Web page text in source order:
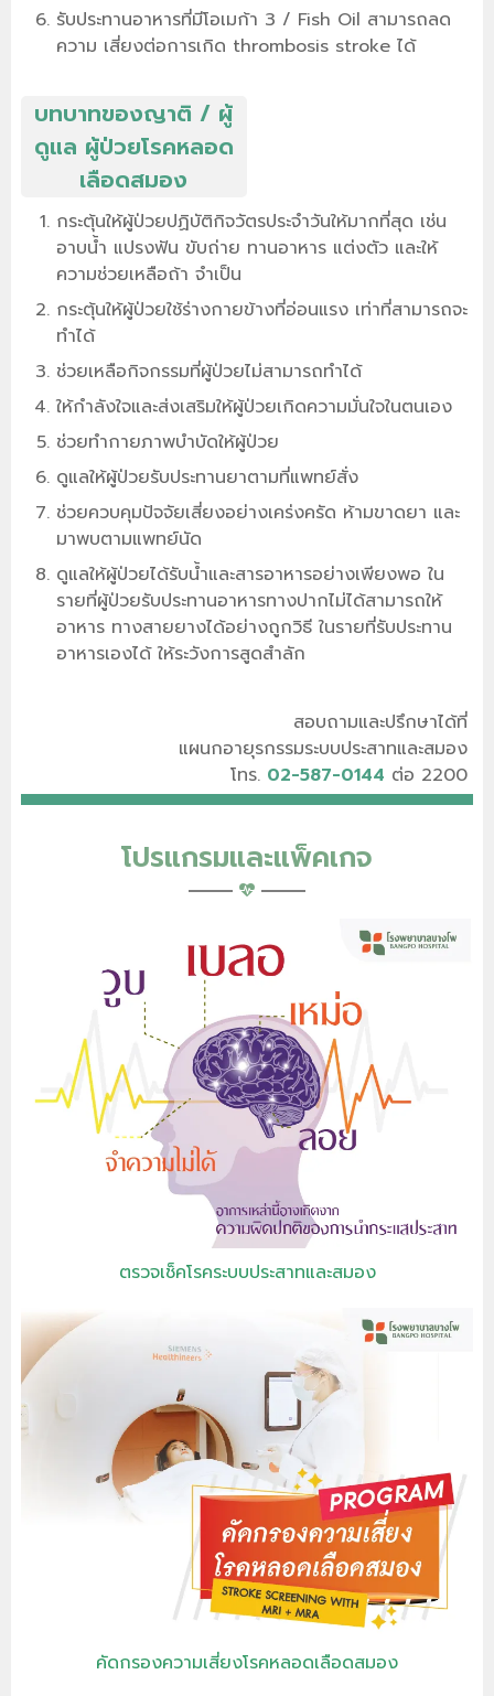
รับประทานอาหารที่มีโอเมก้า 3 / Fish Oil สามารถลด
ความ เสี่ยงต่อการเกิด thrombosis stroke ได้
บทบาทของญาติ / ผู้
ดูแล ผู้ป่วยโรคหลอด
เลือดสมอง
กระตุ้นให้ผู้ป่วยปฏิบัติกิจวัตรประจำวันให้มากที่สุด เช่น
อาบน้ำ แปรงฟัน ขับถ่าย ทานอาหาร แต่งตัว และให้
ความช่วยเหลือถ้า จำเป็น
กระตุ้นให้ผู้ป่วยใช้ร่างกายข้างที่อ่อนแรง เท่าที่สามารถจะ
ทำได้
ช่วยเหลือกิจกรรมที่ผู้ป่วยไม่สามารถทำได้
ให้กำลังใจและส่งเสริมให้ผู้ป่วยเกิดความมั่นใจในตนเอง
ช่วยทำกายภาพบำบัดให้ผู้ป่วย
ดูแลให้ผู้ป่วยรับประทานยาตามที่แพทย์สั่ง
ช่วยควบคุมปัจจัยเสี่ยงอย่างเคร่งครัด ห้ามขาดยา และ
มาพบตามแพทย์นัด
ดูแลให้ผู้ป่วยได้รับน้ำและสารอาหารอย่างเพียงพอ ใน
รายที่ผู้ป่วยรับประทานอาหารทางปากไม่ได้สามารถให้
อาหาร ทางสายยางได้อย่างถูกวิธี ในรายที่รับประทาน
อาหารเองได้ ให้ระวังการสูดสำลัก
สอบถามและปรึกษาได้ที่
แผนกอายุรกรรมระบบประสาทและสมอง
โทร. 02-587-0144 ต่อ 2200
โปรแกรมและแพ็คเกจ
ตรวจเช็คโรคระบบประสาทและสมอง
คัดกรองความเสี่ยงโรคหลอดเลือดสมอง